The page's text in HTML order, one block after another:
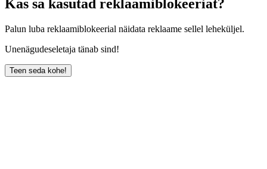
Kas sa kasutad reklaamiblokeeriat?
Palun luba reklaamiblokeerial näidata reklaame sellel leheküljel.
Unenägudeseletaja tänab sind!
Teen seda kohe!